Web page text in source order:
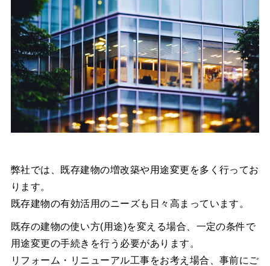
弊社では、既存建物の増改築や用途変更を多く行ってお
ります。
既存建物の有効活用のニーズも日々高まっています。
既存の建物の使い方(用途)を変える場合、一定の条件で
用途変更の手続きを行う必要があります。
リフォーム・リニューアル工事をお考え場合、事前にご